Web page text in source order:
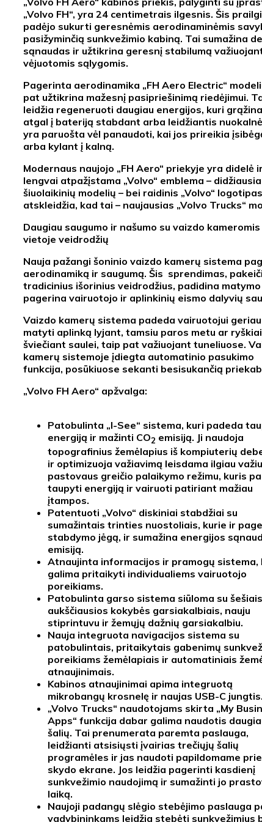
„Volvo FH“, yra 24 centimetrais ilgesnis. Šis
padėjo sukurti geresnėmis aerodinaminėmis
pasižyminčią sunkvežimio kabiną. Tai sumažina
sąnaudas ir užtikrina geresnį stabilumą
vėjuotomis sąlygomis.
Pagerinta aerodinamika „FH Aero Electric“
pat užtikrina mažesnį pasipriešinimą riedėjimui.
leidžia regeneruoti daugiau energijos, kuri
atgal į bateriją stabdant arba leidžiantis
yra paruošta vėl panaudoti, kai jos prireikia
arba kylant į kalną.
Modernaus naujojo „FH Aero“ priekyje yra didelė ir
lengvai atpažįstama „Volvo“ emblema –
šiuolaikinių modelių – bei raidinis „Volvo“
atskleidžia, kad tai – naujausias „Volvo Trucks“
Daugiau saugumo ir našumo su vaizdo kameromis
vietoje veidrodžių
Nauja pažangi šoninio vaizdo kamerų sistema
aerodinamiką ir saugumą. Šis sprendimas,
tradicinius išorinius veidrodžius, padidina matymo
pagerina vairuotojo ir aplinkinių eismo dalyvių
Vaizdo kamerų sistema padeda vairuotojui geriau
matyti aplinką lyjant, tamsiu paros metu ar ryškiai
šviečiant saulei, taip pat važiuojant tuneliuose.
kamerų sistemoje įdiegta automatinio pasukimo
funkcija, posūkiuose sekanti besisukančią
„Volvo FH Aero“ apžvalga:
Patobulinta „I-See“ sistema, kuri padeda
energiją ir mažinti CO2 emisiją. Ji naudoja
topografinius žemėlapius iš kompiuterių
ir optimizuoja važiavimą leisdama ilgiau
pastovaus greičio palaikymo režimu, kuris
taupyti energiją ir vairuoti patiriant mažiau
įtampos.
Patentuoti „Volvo“ diskiniai stabdžiai su
sumažintais trinties nuostoliais, kurie ir
stabdymo jėgą, ir sumažina energijos
emisiją.
Atnaujinta informacijos ir pramogų sistema,
galima pritaikyti individualiems vairuotojo
poreikiams.
Patobulinta garso sistema siūloma su šešiais
aukščiausios kokybės garsiakalbiais, nauju
stiprintuvu ir žemųjų dažnių garsiakalbiu.
Nauja integruota navigacijos sistema su
patobulintais, pritaikytais gabenimų
poreikiams žemėlapiais ir automatiniais
atnaujinimais.
Kabinos atnaujinimai apima integruotą
mikrobangų krosnelę ir naujas USB-C jungtis.
„Volvo Trucks“ naudotojams skirta „My
Apps“ funkcija dabar galima naudotis
šalių. Tai prenumerata paremta paslauga,
leidžianti atsisiųsti įvairias trečiųjų šalių
programėles ir jas naudoti papildomame
skydo ekrane. Jos leidžia pagerinti kasdienį
sunkvežimio naudojimą ir sumažinti jo
laiką.
Naujoji padangų slėgio stebėjimo paslauga
vadybininkams leidžia stebėti sunkvežimius